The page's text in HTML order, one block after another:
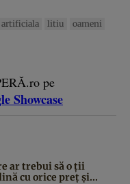
litiu
oameni
pe
Showcase
ar trebui să o ții
cu orice preț și...